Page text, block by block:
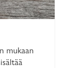
mukaan